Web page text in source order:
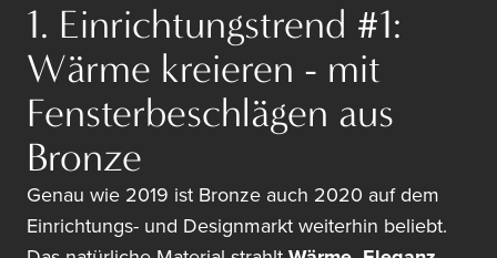
1. Einrichtungstrend #1:
Wärme kreieren - mit
Fensterbeschlägen aus
Bronze
Genau wie 2019 ist Bronze auch 2020 auf dem
Einrichtungs- und Designmarkt weiterhin beliebt.